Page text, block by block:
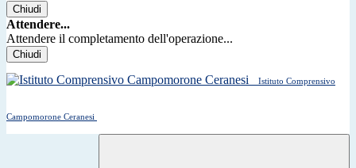
Chiudi
Attendere...
Attendere il completamento dell'operazione...
Chiudi
Istituto Comprensivo
Campomorone Ceranesi